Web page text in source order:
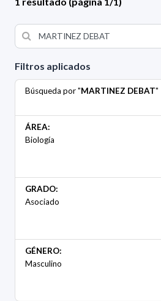
Filtros aplicados
Búsqueda por "MARTINEZ DEBAT"
ÁREA:
Biología
GRADO:
Asociado
GÉNERO:
Masculino